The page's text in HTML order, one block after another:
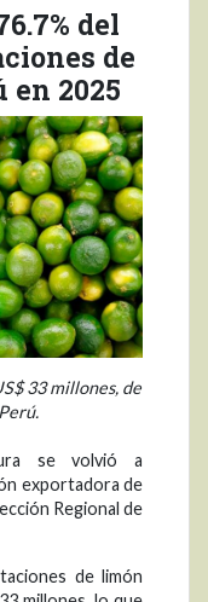
del
de
2025
33 millones, de
se volvió a
exportadora de
Regional de
de limón